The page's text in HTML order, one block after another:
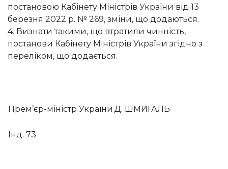
постановою Кабінету Міністрів України від 13
березня 2022 р. № 269, зміни, що додаються.
4. Визнати такими, що втратили чинність,
постанови Кабінету Міністрів України згідно з
переліком, що додається.
Прем’єр-міністр України Д. ШМИГАЛЬ
Інд. 73